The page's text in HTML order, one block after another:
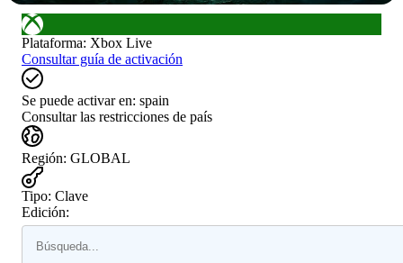
Plataforma: Xbox Live
Consultar guía de activación
Se puede activar en: spain
Consultar las restricciones de país
Región: GLOBAL
Tipo: Clave
Edición: